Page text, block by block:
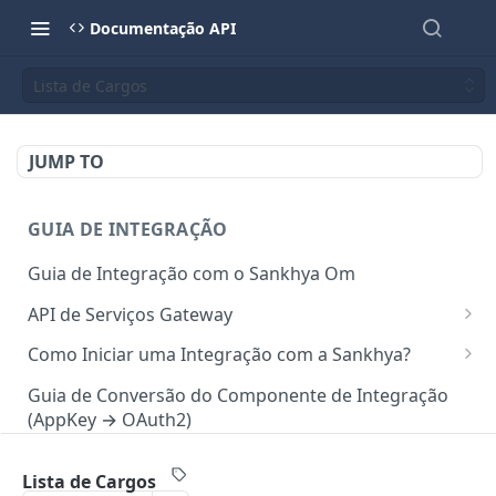
Documentação API
Lista de Cargos
JUMP TO
GUIA DE INTEGRAÇÃO
Guia de Integração com o Sankhya Om
API de Serviços Gateway
Camada de autorização para API
Requisições via Gateway
Mapeamento de serviços
Boas Práticas para Integração
Como Iniciar uma Integração com a Sankhya?
Concedendo Acesso a Área do Desenvolvedor para
Colaboradores
Guia de Conversão do Componente de Integração
(AppKey → OAuth2)
API SANKHYA
Lista de Cargos